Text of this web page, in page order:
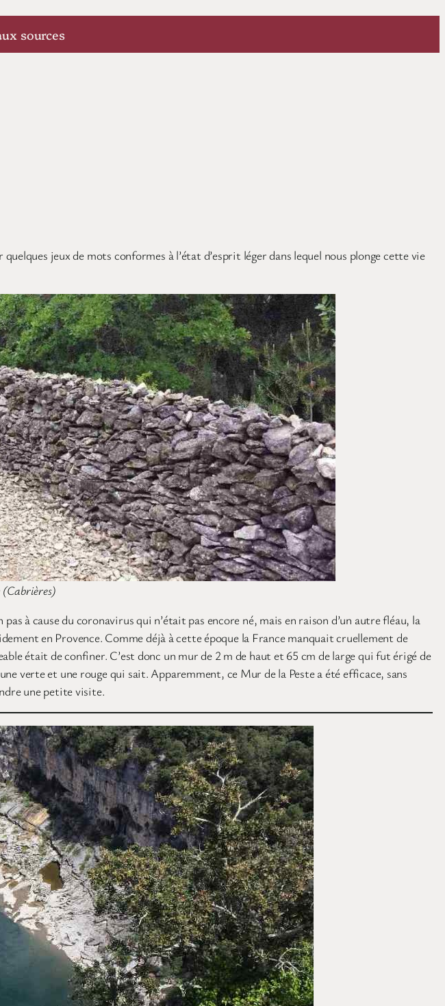
sources
jeux de mots conformes à l’état d’esprit léger dans lequel nous plonge cette vie
à cause du coronavirus qui n’était pas encore né, mais en raison d’un autre fléau, la
en Provence. Comme déjà à cette époque la France manquait cruellement de
était de confiner. C’est donc un mur de 2 m de haut et 65 cm de large qui fut érigé de
verte et une rouge qui sait. Apparemment, ce Mur de la Peste a été efficace, sans
une petite visite.